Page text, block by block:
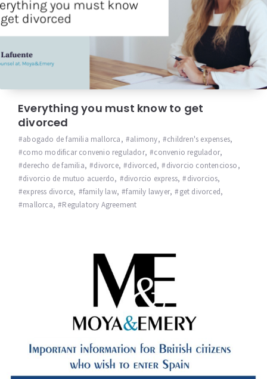
Everything you must know to get
divorced
abogado de familia mallorca, alimony, children's expenses,
como modificar convenio regulador, convenio regulador,
derecho de familia, divorce, divorced, divorcio contencioso,
divorcio de mutuo acuerdo, divorcio express, divorcios,
express divorce, family law, family lawyer, get divorced,
mallorca, Regulatory Agreement